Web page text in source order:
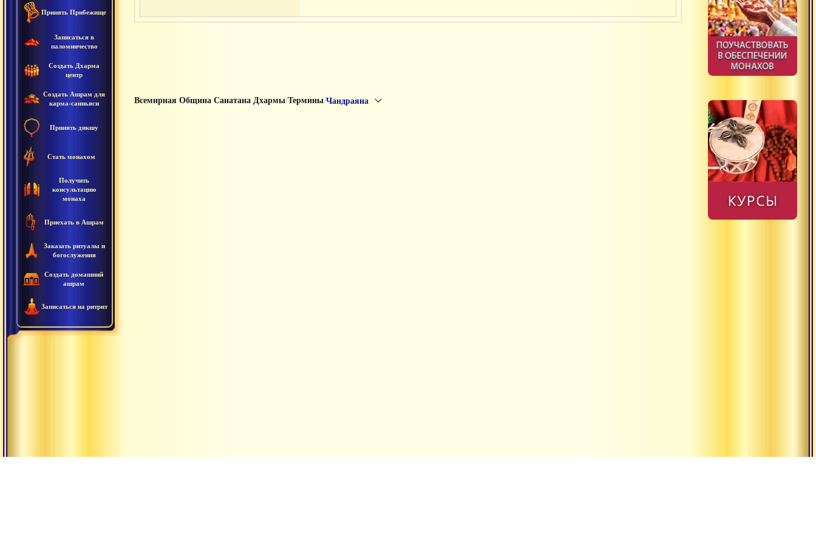
Принять Прибежище
Записаться в
паломничество
Создать Дхарма
центр
Создать Ашрам для
карма-санньяси
Принять дикшу
Стать монахом
Получить
консультацию
монаха
Приехать в Ашрам
Заказать ритуалы и
богослужения
Создать домашний
ашрам
Записаться на ритрит
Всемирная Община Санатана Дхармы/Термины/Чандраяна